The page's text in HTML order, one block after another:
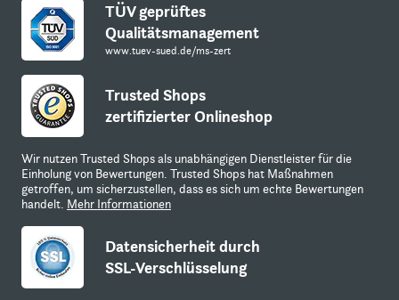
TÜV geprüftes
Qualitätsmanagement
www.tuev-sued.de/ms-zert
Trusted Shops
zertifizierter Onlineshop
Wir nutzen Trusted Shops als unabhängigen Dienstleister für die
Einholung von Bewertungen. Trusted Shops hat Maßnahmen
getroffen, um sicherzustellen, dass es sich um echte Bewertungen
handelt. Mehr Informationen
Datensicherheit durch
SSL-Verschlüsselung